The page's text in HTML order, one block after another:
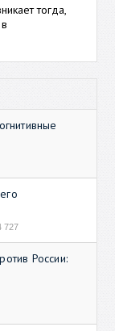
тогда,
727
России: